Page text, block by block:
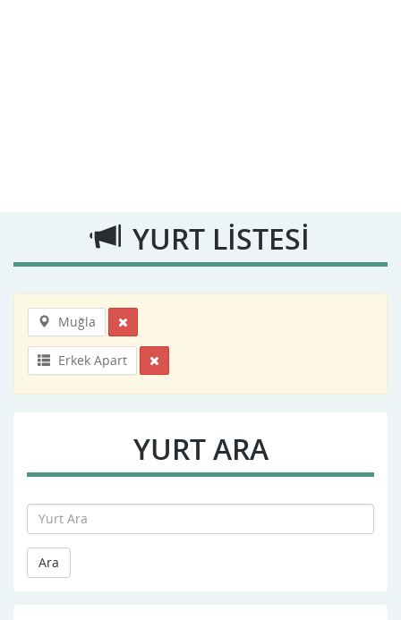
YURT LİSTESİ
Muğla
Erkek Apart
YURT ARA
Ara